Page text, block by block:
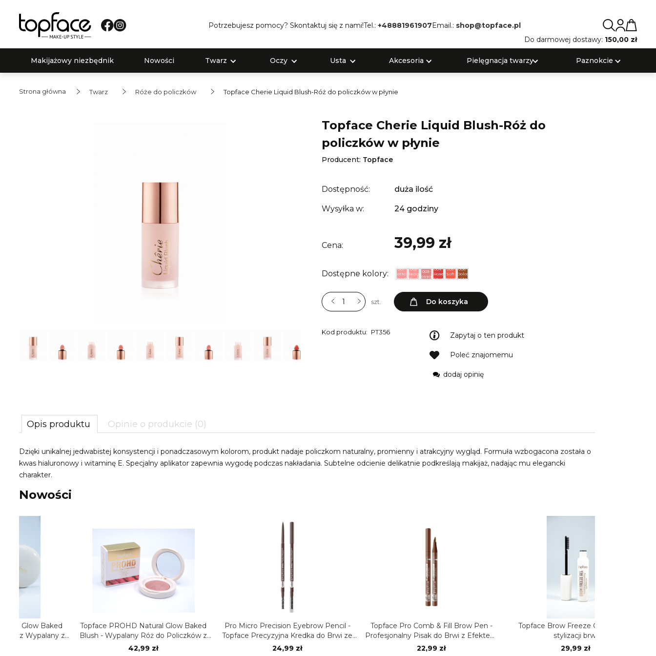
Potrzebujesz pomocy? Skontaktuj się z nami!Tel.:+48881961907Email.: shop@topface.pl
Do darmowej dostawy: 150,00 zł
Makijażowy niezbędnik Nowości Twarz Oczy Usta Akcesoria Pielęgnacja twarzy Paznokcie
Strona główna Twarz Róże do policzków Topface Cherie Liquid Blush-Róż do policzków w płynie
Topface Cherie Liquid Blush-Róż do
policzków w płynie
Producent: Topface
Dostępność: duża ilość
Wysyłka w: 24 godziny
Cena: 39,99 zł
Dostępne kolory:
001-
Cotton
Candy
002-
Happy
Blush
003-
Blossom
004-
Rose
Ritual
005-
Soft
Peach
006-
Dolce
Vita
szt. Do koszyka
Kod produktu: PT356 Zapytaj o ten produkt
Poleć znajomemu
dodaj opinię
Opis produktu Opinie o produkcie (0)
Dzięki unikalnej jedwabistej konsystencji i ponadczasowym kolorom, produkt nadaje policzkom naturalny, promienny i atrakcyjny wygląd. Formuła wzbogacona została o
kwas hialuronowy i witaminę E. Specjalny aplikator zapewnia wygodę podczas nakładania. Subtelne odcienie delikatnie podkreślają makijaż, nadając mu elegancki
charakter.
Nowości
Topface PROHD Natural Glow Baked
Blush - Wypalany Róż do Policzków z
Efektem Naturalnego Blasku
Pro Micro Precision Eyebrow Pencil -
Topface Precyzyjna Kredka do Brwi ze
Topface Pro Comb & Fill Brow Pen -
Profesjonalny Pisak do Brwi z Efektem
Topface Brow Freeze Gel – Żel do